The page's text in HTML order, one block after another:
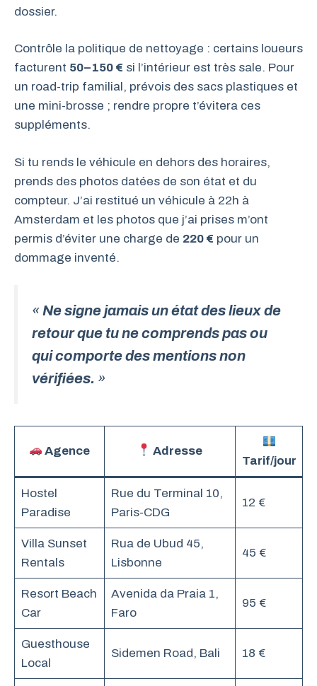
dossier.
Contrôle la politique de nettoyage : certains loueurs
facturent 50–150 € si l’intérieur est très sale. Pour
un road-trip familial, prévois des sacs plastiques et
une mini-brosse ; rendre propre t’évitera ces
suppléments.
Si tu rends le véhicule en dehors des horaires,
prends des photos datées de son état et du
compteur. J’ai restitué un véhicule à 22h à
Amsterdam et les photos que j’ai prises m’ont
permis d’éviter une charge de 220 € pour un
dommage inventé.
«Ne signe jamais un état des lieux de
retour que tu ne comprends pas ou
qui comporte des mentions non
vérifiées. »
Agence Adresse
Tarif/jour
Hostel
Paradise
Rue du Terminal 10,
Paris-CDG
12 €
Villa Sunset
Rentals
Rua de Ubud 45,
Lisbonne
45 €
Resort Beach
Car
Avenida da Praia 1,
Faro
95 €
Guesthouse
Local
Sidemen Road, Bali 18 €